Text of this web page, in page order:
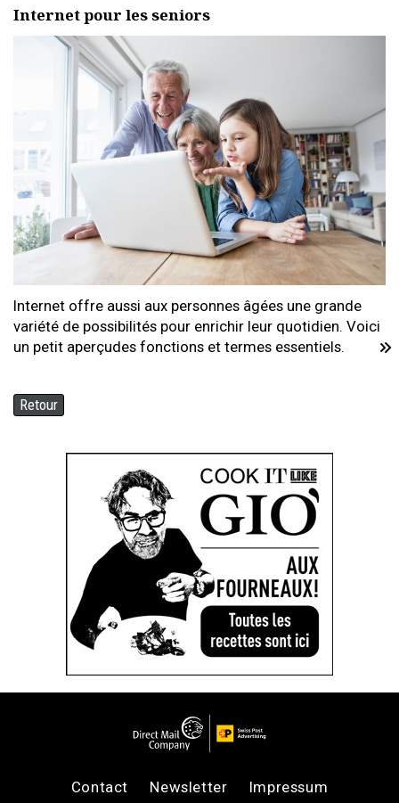
Internet pour les seniors
Internet offre aussi aux personnes âgées une grande
variété de possibilités pour enrichir leur quotidien. Voici
un petit aperçudes fonctions et termes essentiels.
Retour
Contact Newsletter Impressum